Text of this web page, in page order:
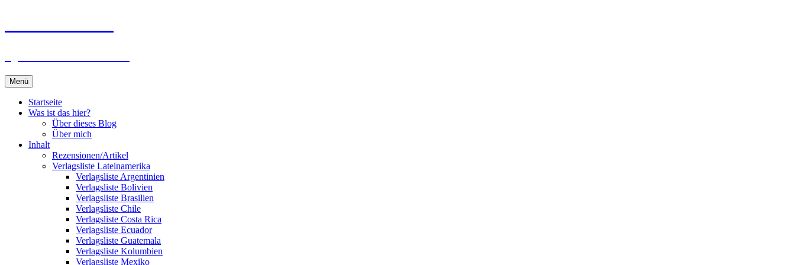
Menü
Startseite
Was ist das hier?
Über dieses Blog
Über mich
Inhalt
Rezensionen/Artikel
Verlagsliste Lateinamerika
Verlagsliste Argentinien
Verlagsliste Bolivien
Verlagsliste Brasilien
Verlagsliste Chile
Verlagsliste Costa Rica
Verlagsliste Ecuador
Verlagsliste Guatemala
Verlagsliste Kolumbien
Verlagsliste Mexiko